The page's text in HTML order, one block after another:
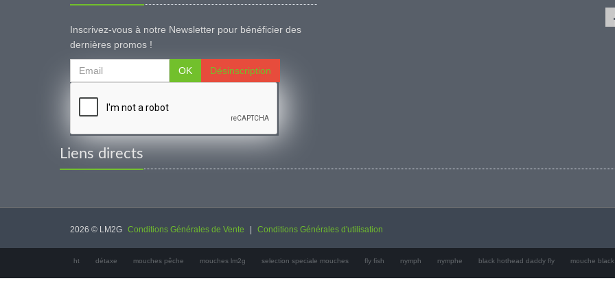
Inscrivez-vous à notre Newsletter pour bénéficier des
dernières promos !
OK Désinscription
Liens directs
2026 © LM2G Conditions Générales de Vente Conditions Générales d'utilisation
ht détaxe mouches pêche mouches lm2g selection speciale mouches fly fish nymph nymphe black hothead daddy fly mouche